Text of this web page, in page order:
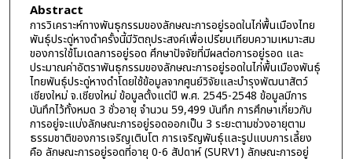
Abstract
การวิเคราะห์ทางพันธุกรรมของลักษณะการอยู่รอดในไก่พื้นเมืองไทย
พันธุ์ประดู่หางดำครั้งนี้มีวัตถุประสงค์เพื่อเปรียบเทียบความเหมาะสม
ของการใช้โมเดลการอยู่รอด ศึกษาปัจจัยที่มีผลต่อการอยู่รอด และ
ประมาณค่าอัตราพันธุกรรมของลักษณะการอยู่รอดในไก่พื้นเมืองพันธุ์
ไทยพันธุ์ประดู่หางดำโดยใช้ข้อมูลจากศูนย์วิจัยและบำรุงพัฒนาสัตว์
เชียงใหม่ จ.เชียงใหม่ ข้อมูลตั้งแต่ปี พ.ศ. 2545-2548 ข้อมูลมีการ
บันทึกไว้ทั้งหมด 3 ชั่วอายุ จำนวน 59,499 บันทึก การศึกษาเกี่ยวกับ
การอยู่จะแบ่งลักษณะการอยู่รอดออกเป็น 3 ระยะตามช่วงอายุตาม
ธรรมชาติของการเจริญเติบโต การเจริญพันธุ์และรูปแบบการเลี้ยง
คือ ลักษณะการอยู่รอดที่อายุ 0-6 สัปดาห์ (SURV1) ลักษณะการอยู่